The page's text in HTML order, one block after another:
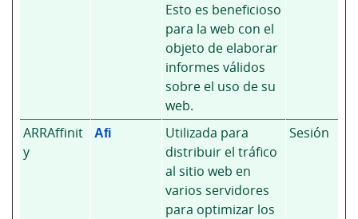
Esto es beneficioso
para la web con el
objeto de elaborar
informes válidos
sobre el uso de su
web.
ARRAffinit
y
Afi
Utilizada para
distribuir el tráfico
al sitio web en
varios servidores
para optimizar los
Sesión